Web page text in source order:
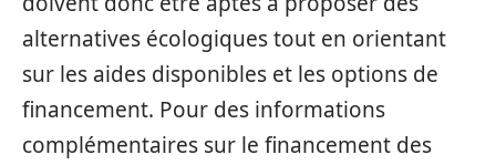
alternatives écologiques tout en orientant
sur les aides disponibles et les options de
financement. Pour des informations
complémentaires sur le financement des